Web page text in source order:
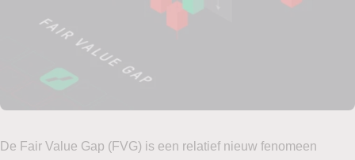
De Fair Value Gap (FVG) is een relatief nieuw fenomeen